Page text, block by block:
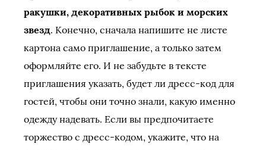
ракушки, декоративных рыбок и морских
звезд. Конечно, сначала напишите не листе
картона само приглашение, а только затем
оформляйте его. И не забудьте в тексте
приглашения указать, будет ли дресс-код для
гостей, чтобы они точно знали, какую именно
одежду надевать. Если вы предпочитаете
торжество с дресс-кодом, укажите, что на